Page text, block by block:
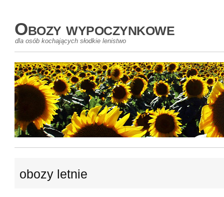
Obozy wypoczynkowe
dla osób kochających słodkie lenistwo
obozy letnie